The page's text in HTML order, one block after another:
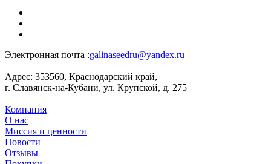
Электронная почта :galinaseedru@yandex.ru
Адрес: 353560, Краснодарский край,
г. Славянск-на-Кубани, ул. Крупской, д. 275
Компания
О нас
Миссия и ценности
Новости
Отзывы